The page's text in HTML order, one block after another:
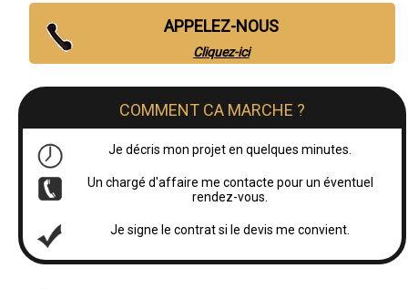
APPELEZ-NOUS
Cliquez-ici
COMMENT CA MARCHE ?
Je décris mon projet en quelques minutes.
Un chargé d'affaire me contacte pour un éventuel
rendez-vous.
Je signe le contrat si le devis me convient.